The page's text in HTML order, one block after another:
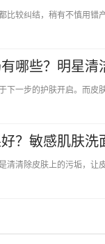
比较纠结，稍有不慎用
哪些？明星清
下一步的护肤开启。而
？敏感肌肤洗
清清除皮肤上的污垢，